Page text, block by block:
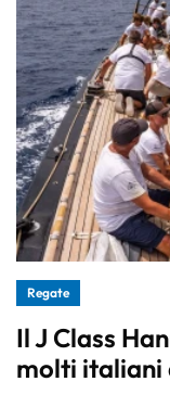
Regate
Il J Class
molti italiani